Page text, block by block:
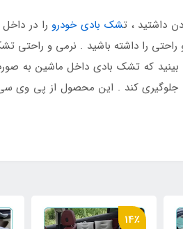
داشتید ، تشک بادی خودرو را در
را داشته باشید . نرمی و
که تشک بادی داخل ماشین به
جلوگیری کند . این محصول از پی
14٪